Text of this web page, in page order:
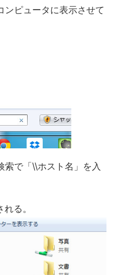
ンピュータに表示させて
索で「\\ホスト名」を入
る。